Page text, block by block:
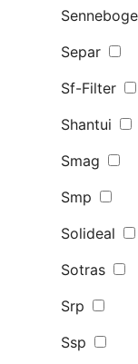
Separ
Sf-Filter
Shantui
Smag
Smp
Solideal
Sotras
Srp
Ssp